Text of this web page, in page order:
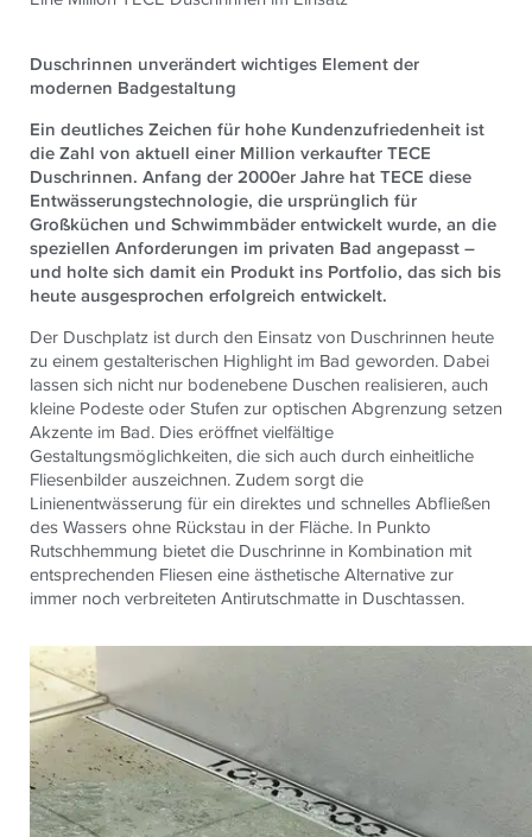
Duschrinnen unverändert wichtiges Element der
modernen Badgestaltung
Ein deutliches Zeichen für hohe Kundenzufriedenheit ist
die Zahl von aktuell einer Million verkaufter TECE
Duschrinnen. Anfang der 2000er Jahre hat TECE diese
Entwässerungstechnologie, die ursprünglich für
Großküchen und Schwimmbäder entwickelt wurde, an die
speziellen Anforderungen im privaten Bad angepasst –
und holte sich damit ein Produkt ins Portfolio, das sich bis
heute ausgesprochen erfolgreich entwickelt.
Der Duschplatz ist durch den Einsatz von Duschrinnen heute
zu einem gestalterischen Highlight im Bad geworden. Dabei
lassen sich nicht nur bodenebene Duschen realisieren, auch
kleine Podeste oder Stufen zur optischen Abgrenzung setzen
Akzente im Bad. Dies eröffnet vielfältige
Gestaltungsmöglichkeiten, die sich auch durch einheitliche
Fliesenbilder auszeichnen. Zudem sorgt die
Linienentwässerung für ein direktes und schnelles Abfließen
des Wassers ohne Rückstau in der Fläche. In Punkto
Rutschhemmung bietet die Duschrinne in Kombination mit
entsprechenden Fliesen eine ästhetische Alternative zur
immer noch verbreiteten Antirutschmatte in Duschtassen.